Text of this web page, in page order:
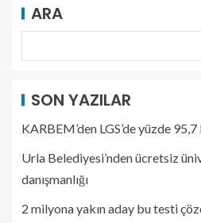
ARA
SON YAZILAR
KARBEM’den LGS’de yüzde 95,7
Urla Belediyesi’nden ücretsiz
danışmanlığı
2 milyona yakın aday bu testi